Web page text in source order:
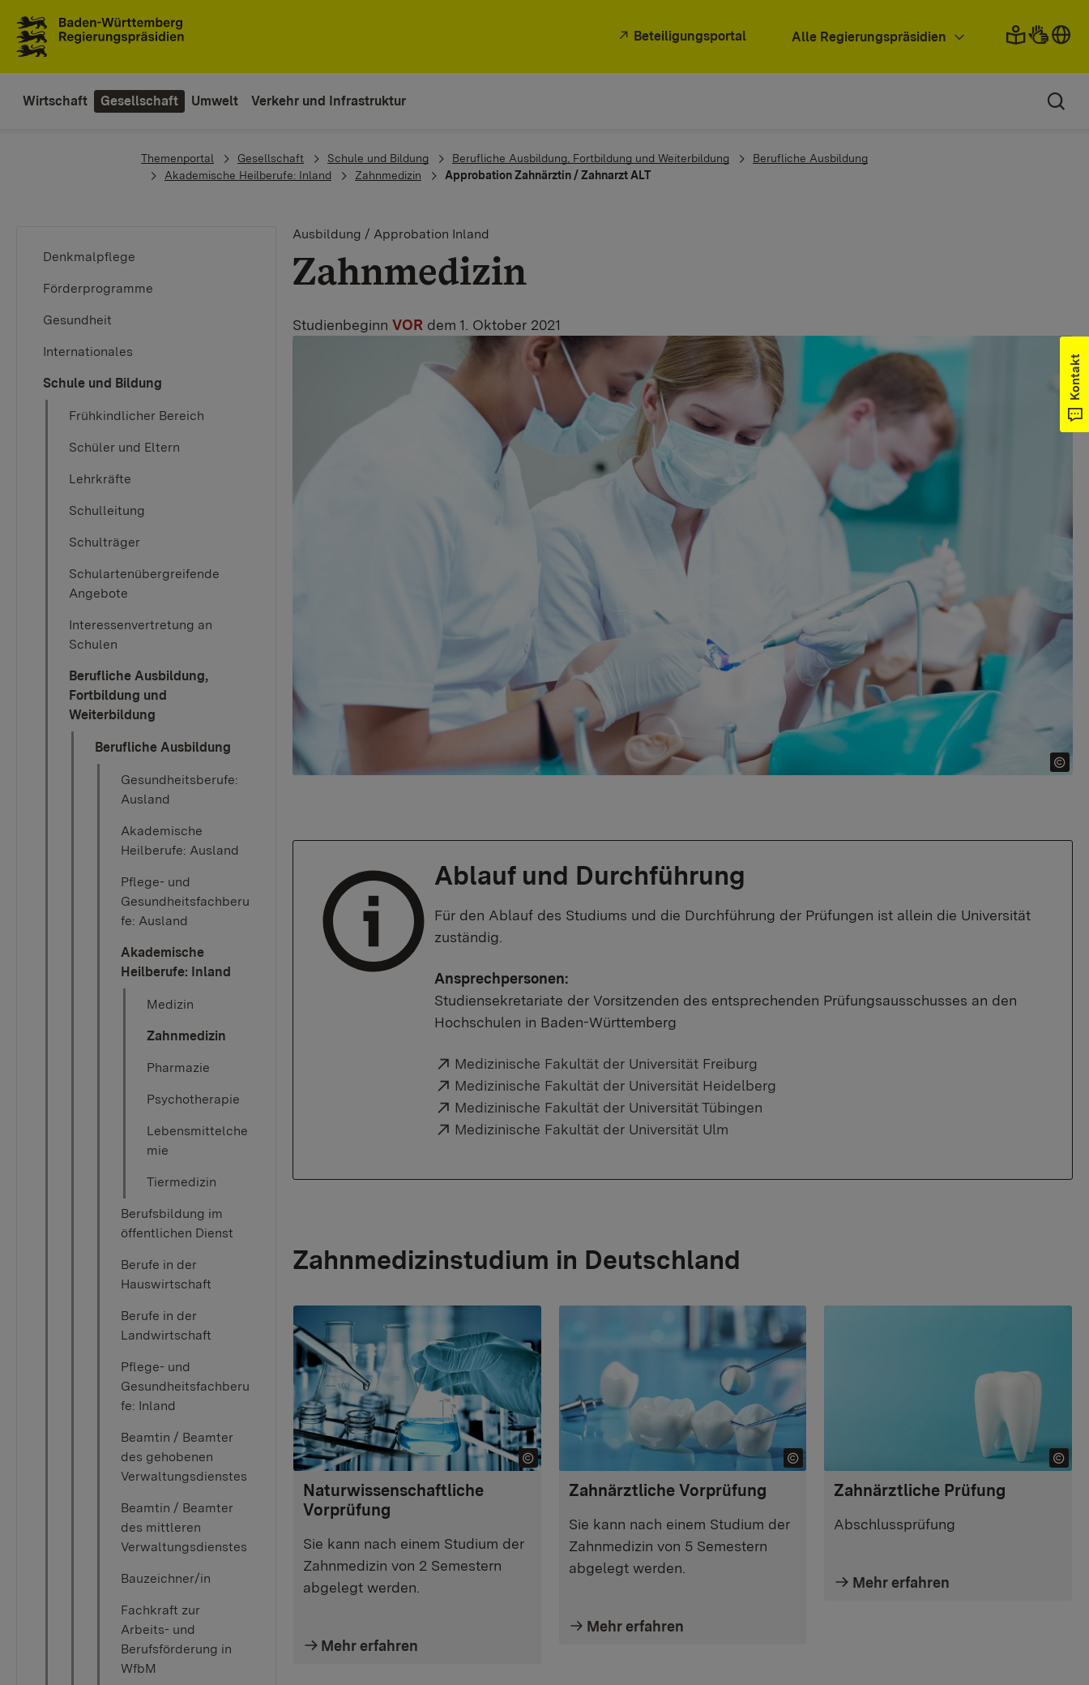
Beteiligungsportal Alle Regierungspräsidien
Wirtschaft Gesellschaft Umwelt Verkehr und Infrastruktur
You are here:
Themenportal Gesellschaft Schule und Bildung Berufliche Ausbildung, Fortbildung und Weiterbildung
Berufliche Ausbildung
Akademische Heilberufe: Inland
Zahnmedizin Approbation Zahnärztin / Zahnarzt ALT
Denkmalpflege
Förderprogramme
Gesundheit
Internationales
Schule und Bildung
Frühkindlicher Bereich
Schüler und Eltern
Lehrkräfte
Schulleitung
Schulträger
Schulartenübergreifende
Angebote
Interessenvertretung an
Schulen
Berufliche Ausbildung,
Fortbildung und
Weiterbildung
Berufliche Ausbildung
Gesundheitsberufe:
Ausland
Akademische
Heilberufe: Ausland
Pflege- und
Gesundheitsfachberu
fe: Ausland
Akademische
Heilberufe: Inland
Medizin
Zahnmedizin
Pharmazie
Psychotherapie
Lebensmittelche
mie
Tiermedizin
Berufsbildung im
öffentlichen Dienst
Berufe in der
Hauswirtschaft
Berufe in der
Landwirtschaft
Pflege- und
Gesundheitsfachberu
fe: Inland
Beamtin / Beamter
des gehobenen
Verwaltungsdienstes
Beamtin / Beamter
des mittleren
Verwaltungsdienstes
Bauzeichner/in
Fachkraft zur
Arbeits- und
Berufsförderung in
WfbM
Ausbildung / Approbation Inland
Zahnmedizin
Studienbeginn VOR dem 1. Oktober 2021
Ablauf und Durchführung
Für den Ablauf des Studiums und die Durchführung der Prüfungen ist allein die Universität
zuständig.
Ansprechpersonen:
Studiensekretariate der Vorsitzenden des entsprechenden Prüfungsausschusses an den
Hochschulen in Baden-Württemberg
Externer Link:
Medizinische Fakultät der Universität Freiburg
Externer Link:
Medizinische Fakultät der Universität Heidelberg
Externer Link:
Medizinische Fakultät der Universität Tübingen
Externer Link:
Medizinische Fakultät der Universität Ulm
Zahnmedizinstudium in Deutschland
Naturwissenschaftliche
Vorprüfung
Sie kann nach einem Studium der
Zahnmedizin von 2 Semestern
abgelegt werden.
Mehr erfahren
Zahnärztliche Vorprüfung
Sie kann nach einem Studium der
Zahnmedizin von 5 Semestern
abgelegt werden.
Mehr erfahren
Zahnärztliche Prüfung
Abschlussprüfung
Mehr erfahren
Kontakt